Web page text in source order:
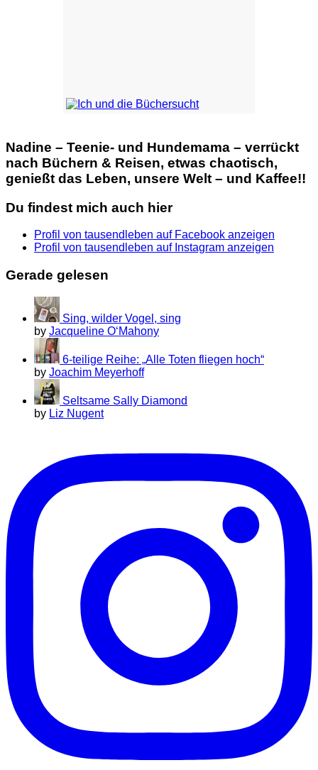
Nadine – Teenie- und Hundemama – verrückt
nach Büchern & Reisen, etwas chaotisch,
genießt das Leben, unsere Welt – und Kaffee!!
Du findest mich auch hier
Profil von tausendleben auf Facebook anzeigen
Profil von tausendleben auf Instagram anzeigen
Gerade gelesen
Sing, wilder Vogel, sing
by Jacqueline O‘Mahony
6-teilige Reihe: „Alle Toten fliegen hoch“
by Joachim Meyerhoff
Seltsame Sally Diamond
by Liz Nugent